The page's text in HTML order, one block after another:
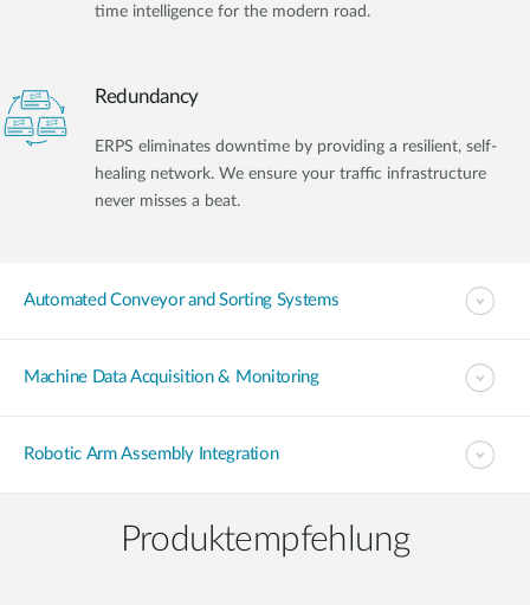
time intelligence for the modern road.
Redundancy
ERPS eliminates downtime by providing a resilient, self-
healing network. We ensure your traffic infrastructure
never misses a beat.
Automated Conveyor and Sorting Systems
Machine Data Acquisition & Monitoring
Robotic Arm Assembly Integration
Produktempfehlung